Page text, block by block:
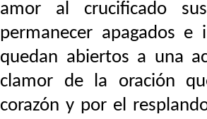
amor al crucificado
permanecer apagados e
quedan abiertos a una
clamor de la oración
corazón y por el